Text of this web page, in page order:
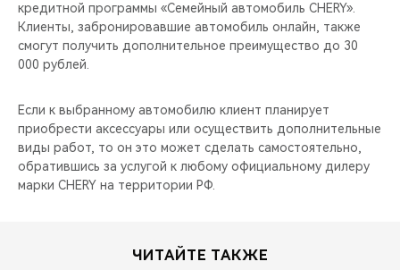
кредитной программы «Семейный автомобиль CHERY».
Клиенты, забронировавшие автомобиль онлайн, также
смогут получить дополнительное преимущество до 30
000 рублей.
Если к выбранному автомобилю клиент планирует
приобрести аксессуары или осуществить дополнительные
виды работ, то он это может сделать самостоятельно,
обратившись за услугой к любому официальному дилеру
марки CHERY на территории РФ.
ЧИТАЙТЕ ТАКЖЕ